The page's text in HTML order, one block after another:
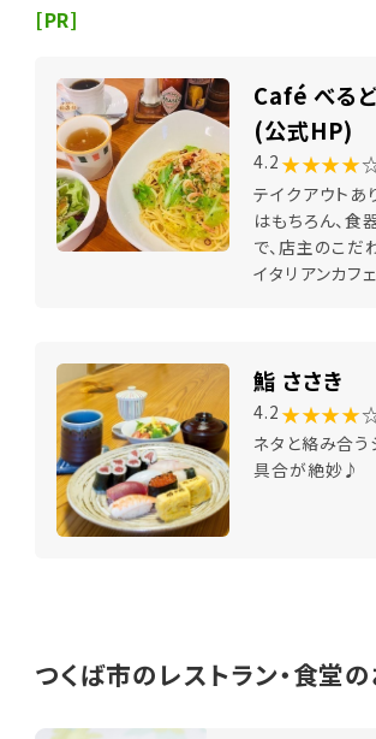
[PR]
Café べる
(公式HP)
4.2 ★★★★
テイクアウト
はもちろん、食
で、店主のこだ
イタリアンカフ
鮨 ささき
4.2 ★★★★
ネタと絡み合う
具合が絶妙♪
つくば市のレストラン・食堂